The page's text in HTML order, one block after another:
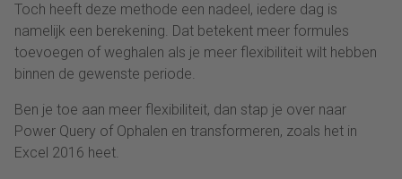
Toch heeft deze methode een nadeel, iedere dag is
namelijk een berekening. Dat betekent meer formules
toevoegen of weghalen als je meer flexibiliteit wilt hebben
binnen de gewenste periode.
Ben je toe aan meer flexibiliteit, dan stap je over naar
Power Query of Ophalen en transformeren, zoals het in
Excel 2016 heet.